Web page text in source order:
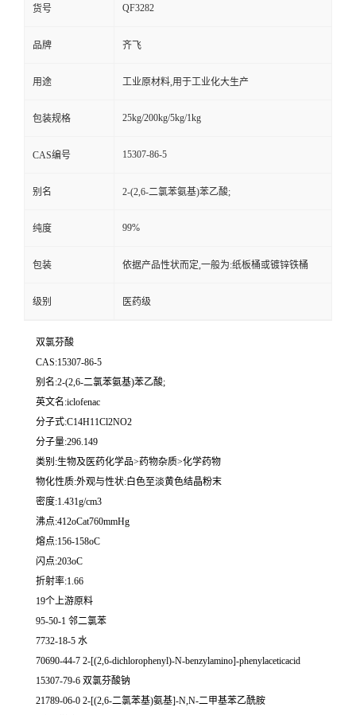
方
式
货号 QF3282
品牌 齐飞
用途 工业原材料,用于工业化大生产
包装规格 25kg/200kg/5kg/1kg
CAS编号 15307-86-5
别名 2-(2,6-二氯苯氨基)苯乙酸;
纯度 99%
包装 依据产品性状而定,一般为:纸板桶或镀锌铁桶
级别 医药级
双氯芬酸
CAS:15307-86-5
别名:2-(2,6-二氯苯氨基)苯乙酸;
英文名:iclofenac
分子式:C14H11Cl2NO2
分子量:296.149
类别:生物及医药化学品>药物杂质>化学药物
物化性质:外观与性状:白色至淡黄色结晶粉末
密度:1.431g/cm3
沸点:412oCat760mmHg
熔点:156-158oC
闪点:203oC
折射率:1.66
19个上游原料
95-50-1 邻二氯苯
7732-18-5 水
70690-44-7 2-[(2,6-dichlorophenyl)-N-benzylamino]-phenylaceticacid
15307-79-6 双氯芬酸钠
21789-06-0 2-[(2,6-二氯苯基)氨基]-N,N-二甲基苯乙酰胺